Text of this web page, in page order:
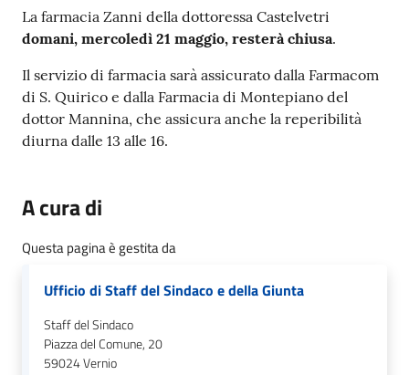
Contenuto
La farmacia Zanni della dottoressa Castelvetri
domani, mercoledì 21 maggio, resterà chiusa.
Il servizio di farmacia sarà assicurato dalla Farmacom
di S. Quirico e dalla Farmacia di Montepiano del
dottor Mannina, che assicura anche la reperibilità
diurna dalle 13 alle 16.
A cura di
Questa pagina è gestita da
Ufficio di Staff del Sindaco e della Giunta
Staff del Sindaco
Piazza del Comune, 20
59024Vernio